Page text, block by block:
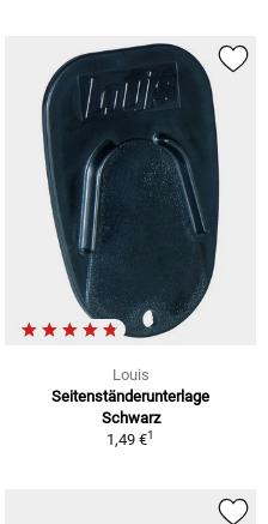
Louis
Seitenständerunterlage
Schwarz
1,49 €1